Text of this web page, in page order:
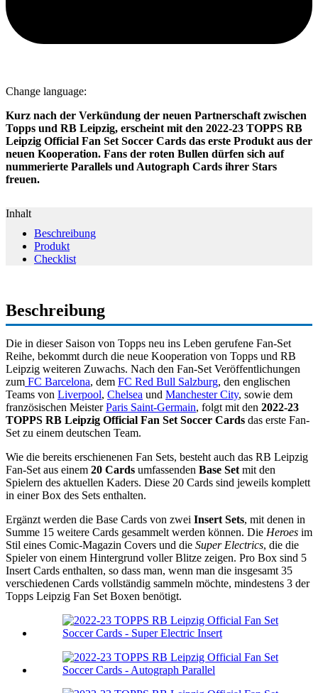
Change language:
Kurz nach der Verkündung der neuen Partnerschaft zwischen
Topps und RB Leipzig, erscheint mit den 2022-23 TOPPS RB
Leipzig Official Fan Set Soccer Cards das erste Produkt aus der
neuen Kooperation. Fans der roten Bullen dürfen sich auf
nummerierte Parallels und Autograph Cards ihrer Stars
freuen.
Inhalt
Beschreibung
Produkt
Checklist
Beschreibung
Die in dieser Saison von Topps neu ins Leben gerufene Fan-Set
Reihe, bekommt durch die neue Kooperation von Topps und RB
Leipzig weiteren Zuwachs. Nach den Fan-Set Veröffentlichungen
zum FC Barcelona, dem FC Red Bull Salzburg, den englischen
Teams von Liverpool, Chelsea und Manchester City, sowie dem
französischen MeisterParis Saint-Germain, folgt mit den 2022-23
TOPPS RB Leipzig Official Fan Set Soccer Cards das erste Fan-
Set zu einem deutschen Team.
Wie die bereits erschienenen Fan Sets, besteht auch das RB Leipzig
Fan-Set aus einem 20 Cards umfassenden Base Set mit den
Spielern des aktuellen Kaders. Diese 20 Cards sind jeweils komplett
in einer Box des Sets enthalten.
Ergänzt werden die Base Cards von zwei Insert Sets, mit denen in
Summe 15 weitere Cards gesammelt werden können. Die Heroes im
Stil eines Comic-Magazin Covers und die Super Electrics, die die
Spieler von einem Hintergrund voller Blitze zeigen. Pro Box sind 5
Insert Cards enthalten, so dass man, wenn man die insgesamt 35
verschiedenen Cards vollständig sammeln möchte, mindestens 3 der
Topps Leipzig Fan Set Boxen benötigt.